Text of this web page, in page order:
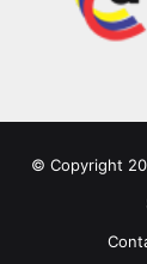
© Copyright